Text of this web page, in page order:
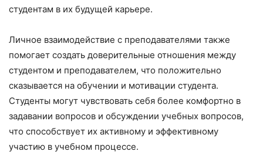
студентам в их будущей карьере.
Личное взаимодействие с преподавателями также
помогает создать доверительные отношения между
студентом и преподавателем, что положительно
сказывается на обучении и мотивации студента.
Студенты могут чувствовать себя более комфортно в
задавании вопросов и обсуждении учебных вопросов,
что способствует их активному и эффективному
участию в учебном процессе.